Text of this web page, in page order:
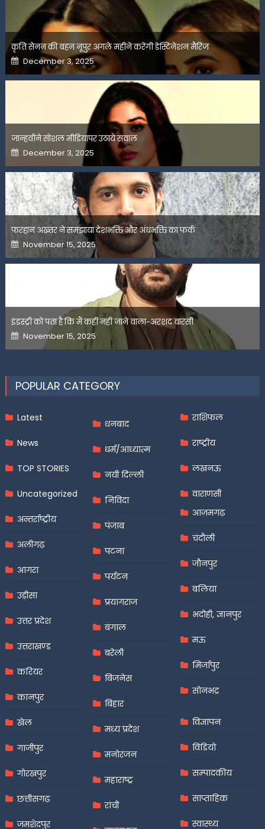
कृति सेनन की बहन नूपुर अगले महीने करेंगी डेस्टिनेशन मैरिज
Posted
on
December 3, 2025
जान्हवीने सोशल मीडियापर उठाये सवाल
Posted
on
December 3, 2025
फरहान अख्तर ने समझाया देशभक्ति और अंधभक्ति का फर्क
Posted
on
November 15, 2025
इंडस्ट्री को पता है कि मैं कहीं नहीं जाने वाला-अरशद वारसी
Posted
on
November 15, 2025
POPULAR CATEGORY
Latest
News
TOP STORIES
Uncategorized
अन्तर्राष्ट्रीय
अलीगढ़
आगरा
उड़ीसा
उत्तर प्रदेश
उत्तराखण्ड
करियर
कानपुर
खेल
गाजीपुर
गोरखपुर
छत्तीसगढ़
जमशेदपुर
धनबाद
धर्म/आध्यात्म
नयी दिल्ली
निविदा
पंजाब
पटना
पर्यटन
प्रयागराज
बंगाल
बरेली
बिजनेस
बिहार
मध्य प्रदेश
मनोरंजन
महाराष्ट्र
रांची
राशिफल
राष्ट्रीय
लखनऊ
वाराणसी
आज़मगढ़
चंदौली
जौनपुर
बलिया
भदोही, ज्ञानपुर
मऊ
मिर्जापुर
सोनभद्र
विज्ञापन
विडियो
सम्पादकीय
साप्ताहिक
स्वास्थ्य